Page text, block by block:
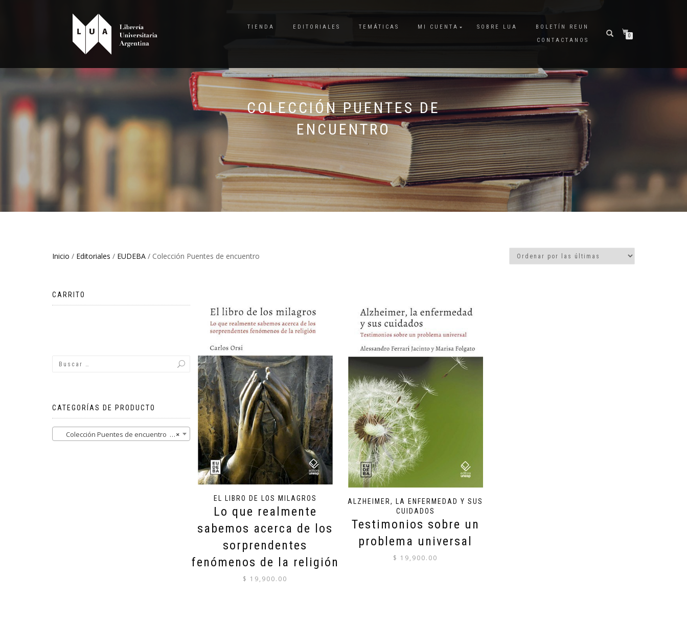
TIENDA EDITORIALES TEMÁTICAS MI CUENTA SOBRE LUA
BOLETÍN REUN
CONTACTANOS
0
COLECCIÓN PUENTES DE
ENCUENTRO
Inicio / Editoriales / EUDEBA / Colección Puentes de encuentro
EL LIBRO DE LOS MILAGROS
Lo que realmente
sabemos acerca de los
sorprendentes
fenómenos de la religión
$ 19,900.00
ALZHEIMER, LA ENFERMEDAD Y SUS
CUIDADOS
Testimonios sobre un
problema universal
$ 19,900.00
CARRITO
CATEGORÍAS DE PRODUCTO
×
Colección Puentes de encuentro (2)